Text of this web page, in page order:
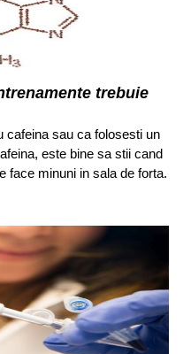
trebuie
cafeina sau ca folosesti un
este bine sa stii cand
face minuni in sala de forta.